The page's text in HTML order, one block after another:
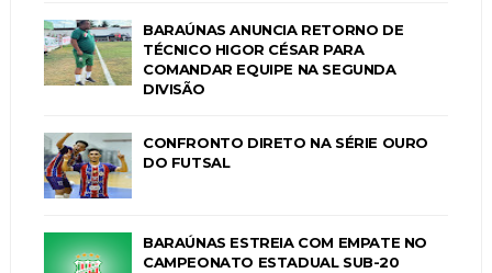
BARAÚNAS ANUNCIA RETORNO DE
TÉCNICO HIGOR CÉSAR PARA
COMANDAR EQUIPE NA SEGUNDA
DIVISÃO
CONFRONTO DIRETO NA SÉRIE OURO
DO FUTSAL
BARAÚNAS ESTREIA COM EMPATE NO
CAMPEONATO ESTADUAL SUB-20